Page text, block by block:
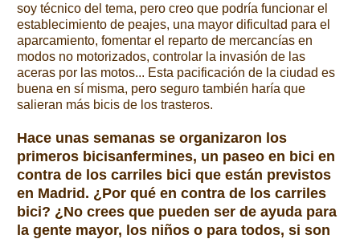
soy técnico del tema, pero creo que podría funcionar el
establecimiento de peajes, una mayor dificultad para el
aparcamiento, fomentar el reparto de mercancías en
modos no motorizados, controlar la invasión de las
aceras por las motos... Esta pacificación de la ciudad es
buena en sí misma, pero seguro también haría que
salieran más bicis de los trasteros.
Hace unas semanas se organizaron los
primeros bicisanfermines, un paseo en bici en
contra de los carriles bici que están previstos
en Madrid. ¿Por qué en contra de los carriles
bici? ¿No crees que pueden ser de ayuda para
la gente mayor, los niños o para todos, si son